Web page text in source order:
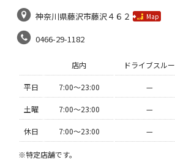
神奈川県藤沢市藤沢４６２
Map
0466-29-1182
店内 ドライブスルー
平日 7:00〜23:00 —
土曜 7:00〜23:00 —
休日 7:00〜23:00 —
※特定店舗です。